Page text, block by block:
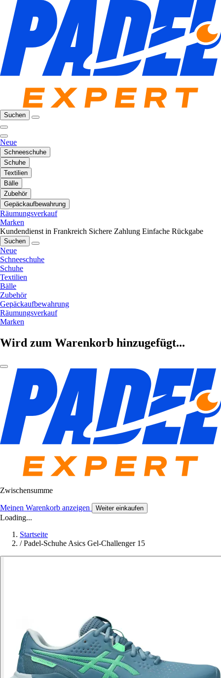
Suchen
Neue
Schneeschuhe
Schuhe
Textilien
Bälle
Zubehör
Gepäckaufbewahrung
Räumungsverkauf
Marken
Kundendienst in Frankreich Sichere Zahlung Einfache Rückgabe
Suchen
Neue
Schneeschuhe
Schuhe
Textilien
Bälle
Zubehör
Gepäckaufbewahrung
Räumungsverkauf
Marken
Wird zum Warenkorb hinzugefügt...
Zwischensumme
Meinen Warenkorb anzeigen Weiter einkaufen
Loading...
Startseite
/ Padel-Schuhe Asics Gel-Challenger 15